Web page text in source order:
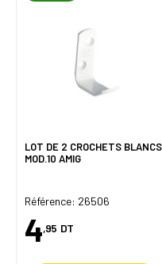
LOT DE 2 CROCHETS BLANCS
MOD.10 AMIG
Référence: 26506
4,95 DT